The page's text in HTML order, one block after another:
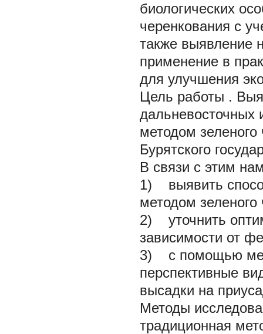
биологических
черенкования с
также выявление
применение в
для улучшения
Цель работы .
дальневосточных
методом зеленого
Бурятского
В связи с этим
1) выявить
методом зеленого
2) уточнить
зависимости от
3) с помощью
перспективные
высадки на
Методы
традиционная